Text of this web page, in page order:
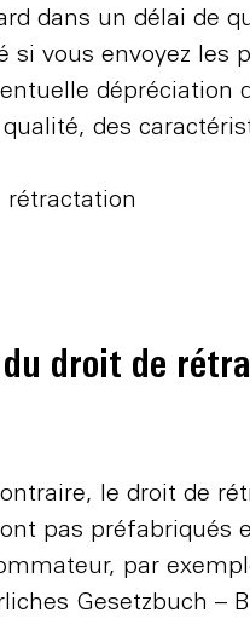
dans un délai de
si vous envoyez les
des
rétractation
droit de
le droit de
pas préfabriqués
par
Gesetzbuch –